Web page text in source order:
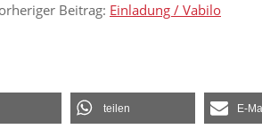
Beitrag: Einladung / Vabilo
teilen E-